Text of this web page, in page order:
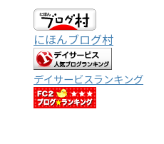
にほんブログ村
デイサービスランキング